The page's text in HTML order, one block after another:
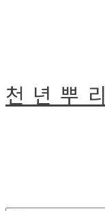
천 년 뿌 리